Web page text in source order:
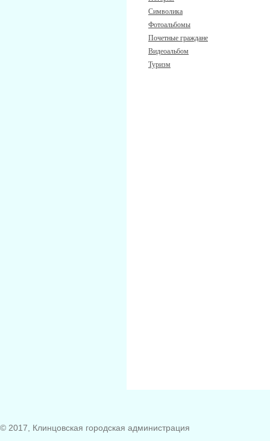
Символика
Фотоальбомы
Почетные граждане
Видеоальбом
Туризм
© 2017, Клинцовская городская администрация